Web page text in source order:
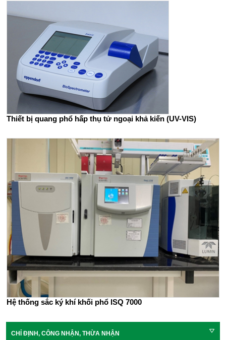
Thiết bị quang phổ hấp thụ tử ngoại khả kiến (UV-VIS)
Hệ thống sắc ký khí khối phổ ISQ 7000
CHỈ ĐỊNH, CÔNG NHẬN, THỪA NHẬN